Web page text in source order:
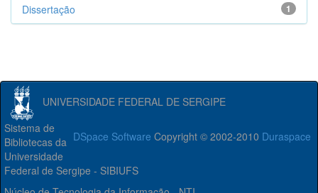
1
Dissertação
UNIVERSIDADE FEDERAL DE SERGIPE
DSpace Software Copyright © 2002-2010 Duraspace
Sistema de
Bibliotecas da
Universidade
Federal de Sergipe - SIBIUFS